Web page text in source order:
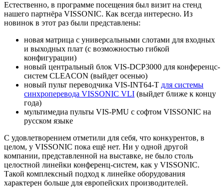
Естественно, в программе посещения был визит на стенд
нашего партнёра VISSONIC. Как всегда интересно. Из
новинок в этот раз были представлены:
новая матрица с универсальными слотами для входных
и выходных плат (с возможностью гибкой
конфигурации)
новый центральный блок VIS-DCP3000 для конференцс-
систем CLEACON (выйдет осенью)
новый пульт переводчика VIS-INT64-T для системы
синхроперевода VISSONIC VLI (выйдет ближе к концу
года)
мультимедиа пульты VIS-PMU с софтом VISSONIC на
русском языке
С удовлетворением отметили для себя, что конкурентов, в
целом, у VISSONIC пока ещё нет. Ни у одной другой
компании, представленной на выставке, не было столь
целостной линейки конференц-систем, как у VISSONIC.
Такой комплексный подход к линейке оборудования
характерен больше для европейских производителей.